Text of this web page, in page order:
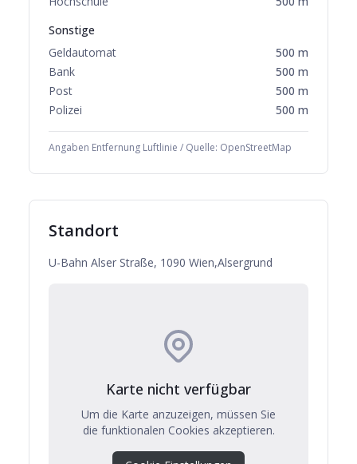
Sonstige
Geldautomat
500 m
Bank
500 m
Post
500 m
Polizei
500 m
Angaben Entfernung Luftlinie / Quelle: OpenStreetMap
Standort
U-Bahn Alser Straße, 1090 Wien,Alsergrund
Karte nicht verfügbar
Um die Karte anzuzeigen, müssen Sie
die funktionalen Cookies akzeptieren.